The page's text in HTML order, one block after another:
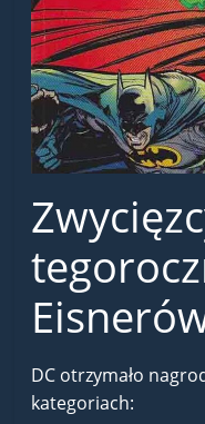
DC otrzymało
kategoriach: